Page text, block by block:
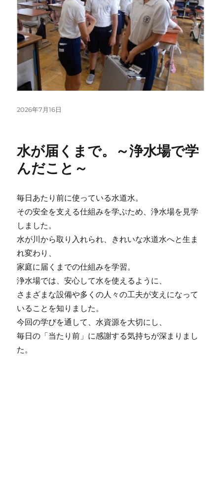
投
2026年7月16日
水が届くまで。～浄水場で学
んだこと～
毎日あたり前に使っている水道水。
その安全を支える仕組みを学ぶため、浄水場を見学
しました。
水が川から取り入れられ、きれいな水道水へと生ま
れ変わり、
家庭に届くまでの仕組みを学習。
浄水場では、安心して水を使えるように、
さまざまな設備や多くの人々の工夫が支えになって
いることを知りました。
今回の学びを通して、水資源を大切にし、
毎日の「当たり前」に感謝する気持ちが深まりまし
た。